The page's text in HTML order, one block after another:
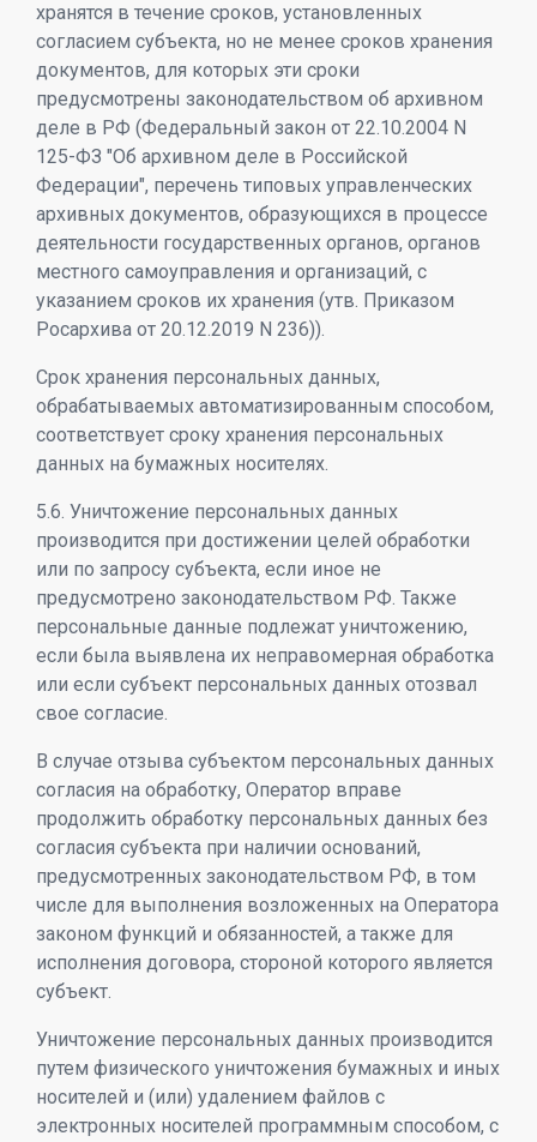
хранятся в течение сроков, установленных
согласием субъекта, но не менее сроков хранения
документов, для которых эти сроки
предусмотрены законодательством об архивном
деле в РФ (Федеральный закон от 22.10.2004 N
125-ФЗ "Об архивном деле в Российской
Федерации", перечень типовых управленческих
архивных документов, образующихся в процессе
деятельности государственных органов, органов
местного самоуправления и организаций, с
указанием сроков их хранения (утв. Приказом
Росархива от 20.12.2019 N 236)).
Срок хранения персональных данных,
обрабатываемых автоматизированным способом,
соответствует сроку хранения персональных
данных на бумажных носителях.
5.6. Уничтожение персональных данных
производится при достижении целей обработки
или по запросу субъекта, если иное не
предусмотрено законодательством РФ. Также
персональные данные подлежат уничтожению,
если была выявлена их неправомерная обработка
или если субъект персональных данных отозвал
свое согласие.
В случае отзыва субъектом персональных данных
согласия на обработку, Оператор вправе
продолжить обработку персональных данных без
согласия субъекта при наличии оснований,
предусмотренных законодательством РФ, в том
числе для выполнения возложенных на Оператора
законом функций и обязанностей, а также для
исполнения договора, стороной которого является
субъект.
Уничтожение персональных данных производится
путем физического уничтожения бумажных и иных
носителей и (или) удалением файлов с
электронных носителей программным способом, с